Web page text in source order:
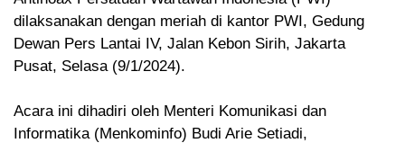
dilaksanakan dengan meriah di kantor PWI, Gedung
Dewan Pers Lantai IV, Jalan Kebon Sirih, Jakarta
Pusat, Selasa (9/1/2024).
Acara ini dihadiri oleh Menteri Komunikasi dan
Informatika (Menkominfo) Budi Arie Setiadi,